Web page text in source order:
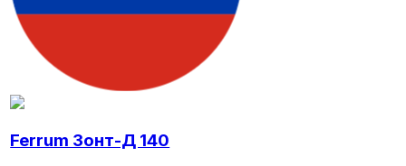
Ferrum Зонт-Д 140